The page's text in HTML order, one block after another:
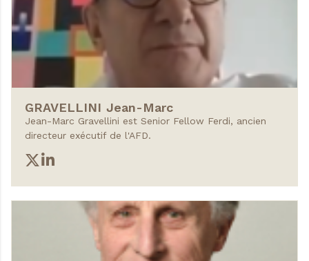
GRAVELLINI Jean-Marc
Jean-Marc Gravellini est Senior Fellow Ferdi, ancien
directeur exécutif de l'AFD.